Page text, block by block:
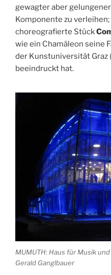
gewagter aber
Komponente zu
choreografierte Stück
wie ein Chamäleon seine
der Kunstuniversität Graz
beeindruckt hat.
MUMUTH: Haus für Musik
Gerald Ganglbauer